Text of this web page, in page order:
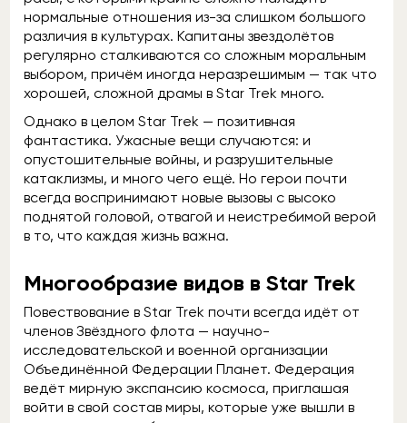
нормальные отношения из-за слишком большого
различия в культурах. Капитаны звездолётов
регулярно сталкиваются со сложным моральным
выбором, причём иногда неразрешимым — так что
хорошей, сложной драмы в Star Trek много.
Однако в целом Star Trek — позитивная
фантастика. Ужасные вещи случаются: и
опустошительные войны, и разрушительные
катаклизмы, и много чего ещё. Но герои почти
всегда воспринимают новые вызовы с высоко
поднятой головой, отвагой и неистребимой верой
в то, что каждая жизнь важна.
Многообразие видов в Star Trek
Повествование в Star Trek почти всегда идёт от
членов Звёздного флота — научно-
исследовательской и военной организации
Объединённой Федерации Планет. Федерация
ведёт мирную экспансию космоса, приглашая
войти в свой состав миры, которые уже вышли в